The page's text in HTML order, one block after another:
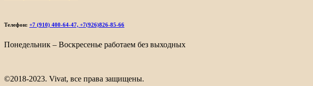
Телефон: +7 (910) 400-64-47, +7(926)826-85-66
Понедельник – Воскресенье работаем без выходных
©2018-2023. Vivat, все права защищены.